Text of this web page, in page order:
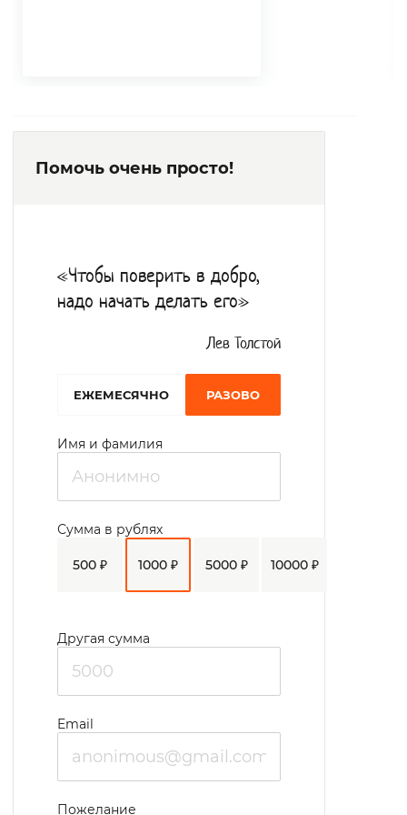
Помочь очень просто!
«Чтобы поверить в добро,
надо начать делать его»
Лев Толстой
EЖЕМЕСЯЧНО РАЗОВО
Имя и фамилия
500 ₽ 1000 ₽ 5000 ₽ 10000 ₽
Сумма в рублях
Другая сумма
Email
Пожелание